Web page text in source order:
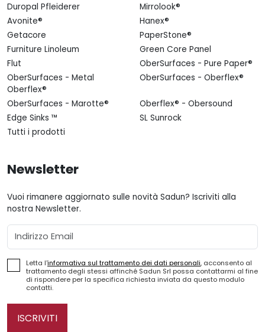
Duropal Pfleiderer
Mirrolook®
Avonite®
Hanex®
Getacore
PaperStone®
Furniture Linoleum
Green Core Panel
Flut
OberSurfaces - Pure Paper®
OberSurfaces - Metal
Oberflex®
OberSurfaces - Oberflex®
OberSurfaces - Marotte®
Oberflex® - Obersound
Edge Sinks ™
SL Sunrock
Tutti i prodotti
Newsletter
Vuoi rimanere aggiornato sulle novità Sadun? Iscriviti alla
nostra Newsletter.
Email
Letta l'informativa sul trattamento dei dati personali, acconsento al
trattamento degli stessi affinché Sadun Srl possa contattarmi al fine
di rispondere per la specifica richiesta inviata da questo modulo
contatti.
ISCRIVITI